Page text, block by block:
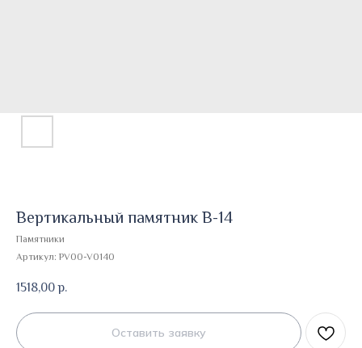
Вертикальный памятник В-14
Памятники
Артикул: PV00-V0140
1518,00 р.
Оставить заявку